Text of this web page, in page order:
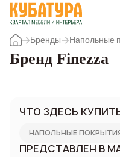
Бренды
Напольные
Бренд Finezza
ЧТО ЗДЕСЬ
НАПОЛЬНЫЕ
ПРЕДСТАВЛЕН В